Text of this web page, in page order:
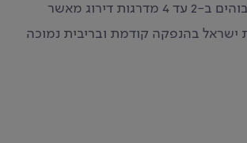
קיבל דירוגים הגבוהים ב-2 עד 4 מדרגות דירוג מאשר
ישראל בהנפקה קודמת ובריבית נמוכה